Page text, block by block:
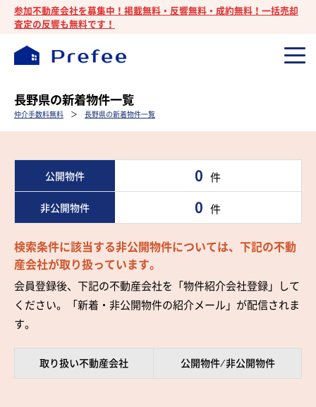
参加不動産会社を募集中！掲載無料・反響無料・成約無料！一括売却
査定の反響も無料です！
長野県の新着物件一覧
仲介手数料無料 ＞ 長野県の新着物件一覧
公開物件 0 件
非公開物件 0 件
検索条件に該当する非公開物件については、下記の不動
産会社が取り扱っています。
会員登録後、下記の不動産会社を「物件紹介会社登録」して
ください。「新着・非公開物件の紹介メール」が配信されま
す。
取り扱い不動産会社 公開物件 ⁄ 非公開物件